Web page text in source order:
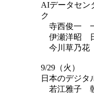
AIデータセン
ク
寺西俊一 一
伊瀬洋昭 日
今川草乃花
9/29（火）
日本のデジ
若江雅子 朝